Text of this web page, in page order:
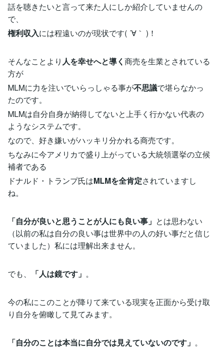
話を聴きたいと言って来た人にしか紹介していませんの
で、
権利収入には程遠いのが現状です( ´∀｀ )！
そんなことより 人を幸せへと導く 商売を生業とされている
方が
MLMに力を注いでいらっしゃる事が不思議で堪らなかっ
たのです。
MLMは自分自身が納得してないと上手く行かない代表の
ようなシステムです。
なので、好き嫌いがハッキリ分かれる商売です。
ちなみに今アメリカで盛り上がっている大統領選挙の立候
補者である
ドナルド・トランプ氏はMLMを全肯定されていますし
ね。
「自分が良いと思うことが人にも良い事」 とは思わない
（以前の私は自分の良い事は世界中の人の好い事だと信じ
ていました）私には理解出来ません。
でも、 「人は鏡です」 。
今の私にこのことが降りて来ている現実を正面から受け取
り自分を俯瞰して見てみます。
「自分のことは本当に自分では見えていないのです」 。